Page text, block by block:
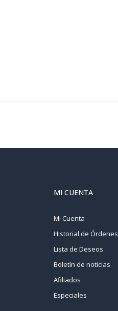
MI CUENTA
Mi Cuenta
Historial de Órdenes
Lista de Deseos
Boletín de noticias
Afiliados
Especiales